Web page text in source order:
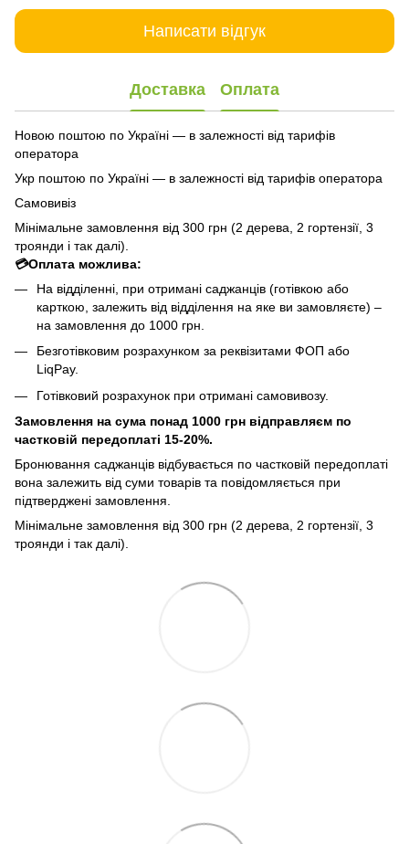
Написати відгук
Доставка Оплата
Новою поштою по Україні — в залежності від тарифів
оператора
Укр поштою по Україні — в залежності від тарифів оператора
Самовивіз
Мінімальне замовлення від 300 грн (2 дерева, 2 гортензії, 3
троянди і так далі).
💳Оплата можлива:
На відділенні, при отримані саджанців (готівкою або
карткою, залежить від відділення на яке ви замовляєте) –
на замовлення до 1000 грн.
Безготівковим розрахунком за реквізитами ФОП або
LiqPay.
Готівковий розрахунок при отримані самовивозу.
Замовлення на сума понад 1000 грн відправляєм по
частковій передоплаті 15-20%.
Бронювання саджанців відбувається по частковій передоплаті
вона залежить від суми товарів та повідомляється при
підтверджені замовлення.
Мінімальне замовлення від 300 грн (2 дерева, 2 гортензії, 3
троянди і так далі).